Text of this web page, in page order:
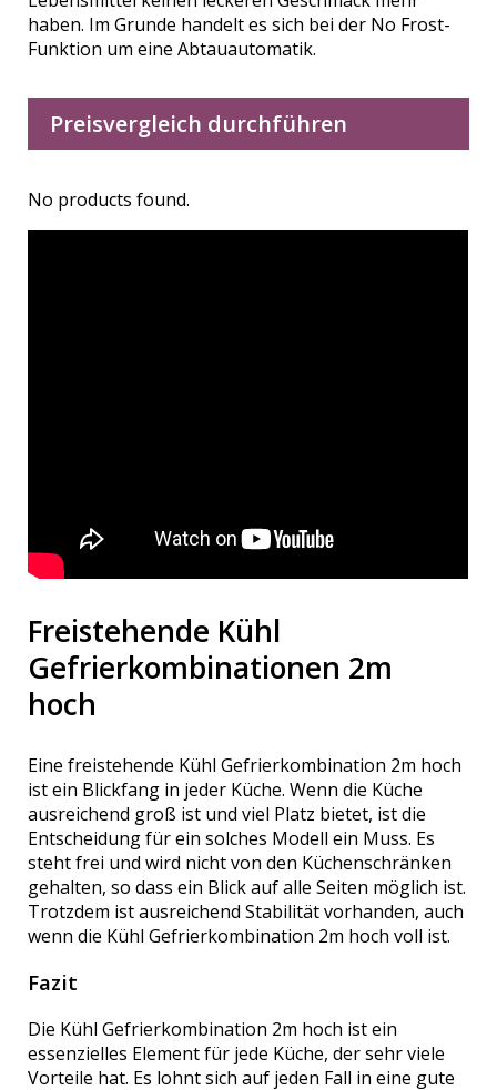
haben. Im Grunde handelt es sich bei der No Frost-
Funktion um eine Abtauautomatik.
Preisvergleich durchführen
No products found.
Freistehende Kühl
Gefrierkombinationen 2m
hoch
Eine freistehende Kühl Gefrierkombination 2m hoch
ist ein Blickfang in jeder Küche. Wenn die Küche
ausreichend groß ist und viel Platz bietet, ist die
Entscheidung für ein solches Modell ein Muss. Es
steht frei und wird nicht von den Küchenschränken
gehalten, so dass ein Blick auf alle Seiten möglich ist.
Trotzdem ist ausreichend Stabilität vorhanden, auch
wenn die Kühl Gefrierkombination 2m hoch voll ist.
Fazit
Die Kühl Gefrierkombination 2m hoch ist ein
essenzielles Element für jede Küche, der sehr viele
Vorteile hat. Es lohnt sich auf jeden Fall in eine gute